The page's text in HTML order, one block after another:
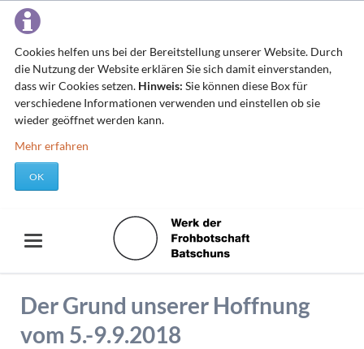
Cookies helfen uns bei der Bereitstellung unserer Website. Durch
die Nutzung der Website erklären Sie sich damit einverstanden,
dass wir Cookies setzen. Hinweis: Sie können diese Box für
verschiedene Informationen verwenden und einstellen ob sie
wieder geöffnet werden kann.
Mehr erfahren
OK
Der Grund unserer Hoffnung
vom 5.-9.9.2018